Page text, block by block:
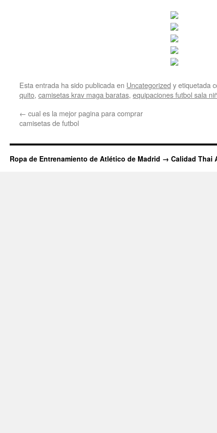
Esta entrada ha sido publicada en Uncategorized y etiquetada
quito, camisetas krav maga baratas, equipaciones futbol sala
← cual es la mejor pagina para comprar
camisetas de futbol
Ropa de Entrenamiento de Atlético de Madrid → Calidad Thai